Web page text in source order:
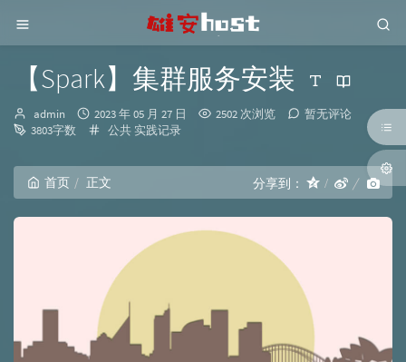
【Spark】集群服务安装
博
主：
admin
发
布
2023 年 05 月 27 日 2502 次浏览
暂无评论
3803字数
分
公共实践记录
首页 正文 分享到：